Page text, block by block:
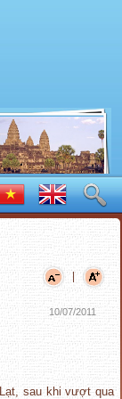
|
10/07/2011
sau khi vượt qua